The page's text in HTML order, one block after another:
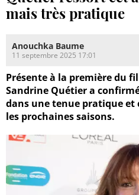
mais très pratique
Anouchka Baume
11 septembre 2025 17:01
Présente à la première du
Sandrine Quétier a
dans une tenue pratique
les prochaines saisons.